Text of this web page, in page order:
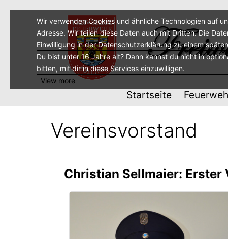
Startseite
Vereinsvorstand
Christian Sellmaier: Erster
Wir verwenden Cookies und ähnliche Technologien auf
Adresse. Wir teilen diese Daten auch mit Dritten. Die
Einwilligung in der Datenschutzerklärung zu einem
Du bist unter 16 Jahre alt? Dann kannst du nicht in
bitten, mit dir in diese Services einzuwilligen.
View more